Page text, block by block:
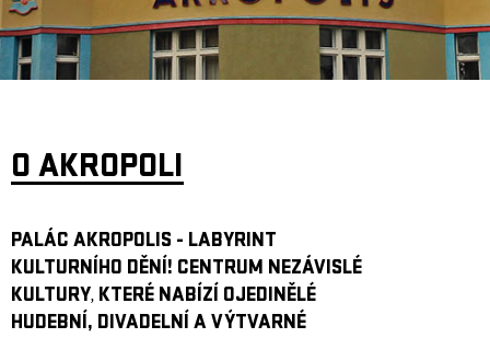
O AKROPOLI
PALÁC AKROPOLIS - LABYRINT
KULTURNÍHO DĚNÍ! CENTRUM NEZÁVISLÉ
KULTURY, KTERÉ NABÍZÍ OJEDINĚLÉ
HUDEBNÍ, DIVADELNÍ A VÝTVARNÉ